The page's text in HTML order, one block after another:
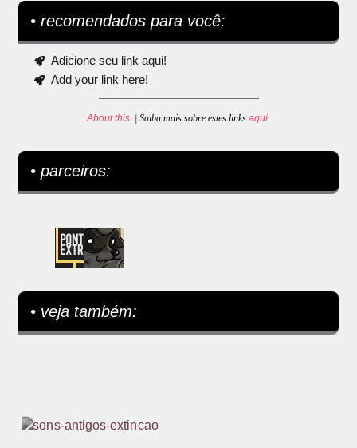
• recomendados para você:
Adicione seu link aqui!
Add your link here!
About this. | Saiba mais sobre estes links aqui.
• parceiros:
• veja também: